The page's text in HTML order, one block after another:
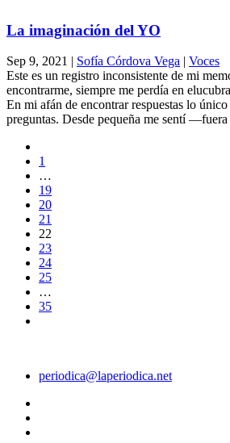
La imaginación del YO
Sep 9, 2021 | Sofía Córdova Vega | Voces
Este es un registro inconsistente de mi
encontrarme, siempre me perdía en
En mi afán de encontrar respuestas lo
preguntas. Desde pequeña me sentí
1
…
19
20
21
22
23
24
25
…
35
periodica@laperiodica.net